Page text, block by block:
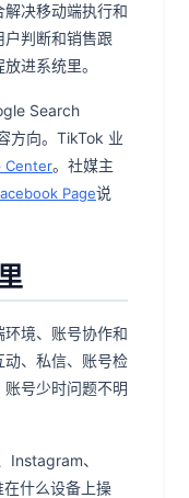
决移动端执行和
户判断和销售跟
进系统里。
Search
方向。TikTok 业
Center。社媒主
Page说
境、账号协作和
、私信、账号检
号少时问题不明
Instagram、
什么设备上操